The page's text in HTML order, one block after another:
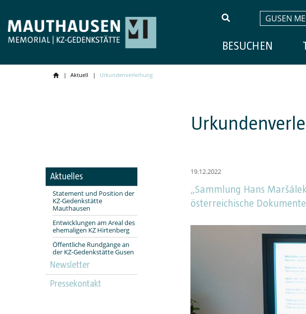
GUSEN
BESUCHEN
Aktuell Urkundenverleihung
Aktuelles
Statement und Position der
KZ-Gedenkstätte
Mauthausen
Entwicklungen am Areal des
ehemaligen KZ Hirtenberg
Öffentliche Rundgänge an
der KZ-Gedenkstätte Gusen
Newsletter
Pressekontakt
19.12.2022
„Sammlung Hans
österreichische